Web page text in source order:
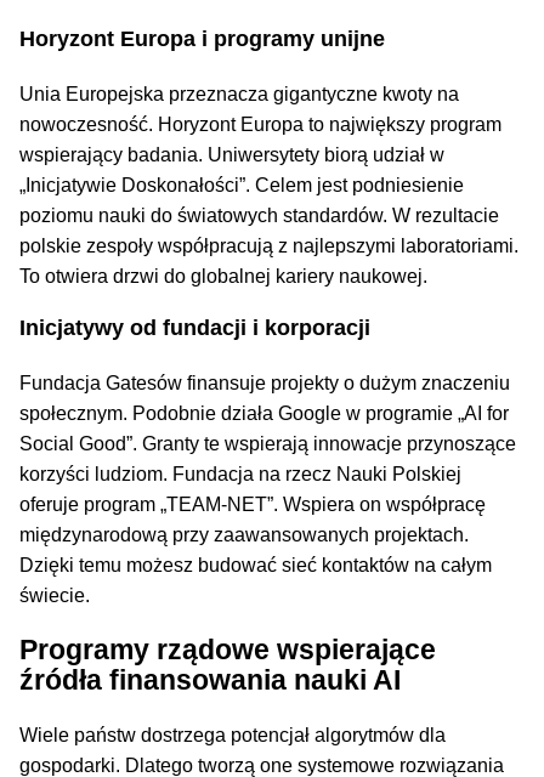
Horyzont Europa i programy unijne
Unia Europejska przeznacza gigantyczne kwoty na
nowoczesność. Horyzont Europa to największy program
wspierający badania. Uniwersytety biorą udział w
„Inicjatywie Doskonałości”. Celem jest podniesienie
poziomu nauki do światowych standardów. W rezultacie
polskie zespoły współpracują z najlepszymi laboratoriami.
To otwiera drzwi do globalnej kariery naukowej.
Inicjatywy od fundacji i korporacji
Fundacja Gatesów finansuje projekty o dużym znaczeniu
społecznym. Podobnie działa Google w programie „AI for
Social Good”. Granty te wspierają innowacje przynoszące
korzyści ludziom. Fundacja na rzecz Nauki Polskiej
oferuje program „TEAM-NET”. Wspiera on współpracę
międzynarodową przy zaawansowanych projektach.
Dzięki temu możesz budować sieć kontaktów na całym
świecie.
Programy rządowe wspierające
źródła finansowania nauki AI
Wiele państw dostrzega potencjał algorytmów dla
gospodarki. Dlatego tworzą one systemowe rozwiązania